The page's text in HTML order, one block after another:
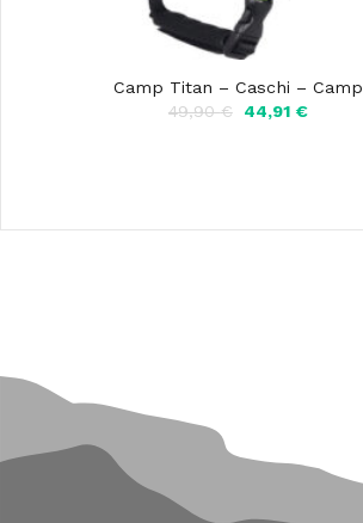
Camp Titan – Caschi – Camp
49,90€
Il
44,91€Il